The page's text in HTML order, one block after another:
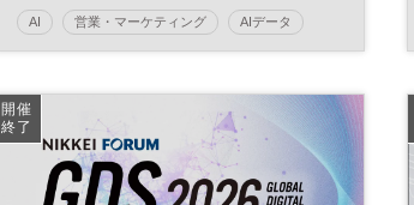
～顧客体験最適化とコンプライアン
ス強化の両立～
AI 営業・マーケティング AIデータ
バックオフィス
日経メッセプレミアム・カンファレンス・シリー
開催
終了